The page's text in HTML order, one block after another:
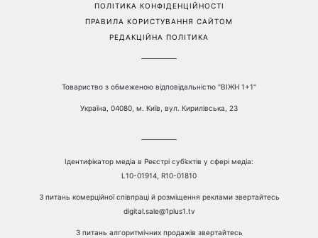
ПОЛІТИКА КОНФІДЕНЦІЙНОСТІ
ПРАВИЛА КОРИСТУВАННЯ САЙТОМ
РЕДАКЦІЙНА ПОЛІТИКА
Товариство з обмеженою відповідальністю "ВІЖН 1+1"
Україна, 04080, м. Київ, вул. Кирилівська, 23
Ідентифікатор медіа в Реєстрі суб’єктів у сфері медіа:
L10-01914, R10-01810
З питань комерційної співпраці й розміщення реклами звертайтесь
digital.sale@1plus1.tv
З питань алгоритмічних продажів звертайтесь